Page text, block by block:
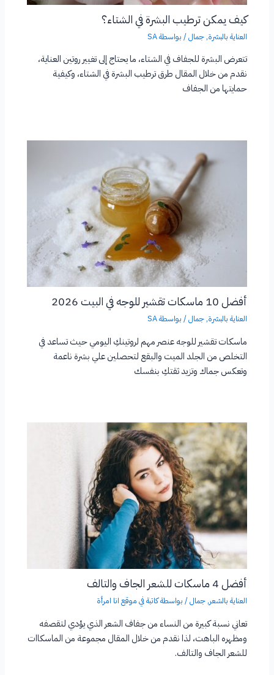
كيف يمكن ترطيب البشرة في الشتاء؟
العناية بالبشرة,جمال/ بواسطةSA
تتعرض البشرة للجفاف في الشتاء، ما يحتاج إلى تغيير روتين العناية،
نقدم من خلال المقال طرق ترطيب البشرة في الشتاء، وكيفية
حمايتها من الجفاف
أفضل 10 ماسكات تقشير للوجه في البيت 2026
العناية بالبشرة,جمال/ بواسطةSA
ماسكات تقشير للوجه عنصر مهم لروتينكِ اليومي حيث تساعد في
التخلص من الجلد الميت والبقع لتحصلين علي بشرة ناعمة
وتعكس جماك وتزيد ثقتكِ بنفسك
أفضل 4 ماسكات للشعر الجاف والتالف
العناية بالشعر,جمال/ بواسطةكاتبة في موقع انا امرأة
تعاني نسبة كبيرة من النساء من جفاف الشعر الذي يؤدي لتقصفه
ومظهره الباهت، لذا نقدم من خلال المقال مجموعة من الماسكاات
للشعر الجاف والتالف.